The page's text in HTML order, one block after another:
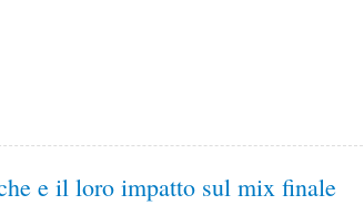
e il loro impatto sul mix finale